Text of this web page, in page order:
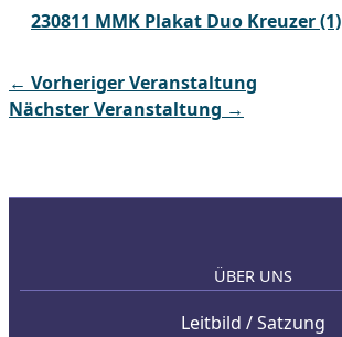
230811 MMK Plakat Duo Kreuzer (1)
← Vorheriger Veranstaltung
Nächster Veranstaltung →
ÜBER UNS
Leitbild / Satzung